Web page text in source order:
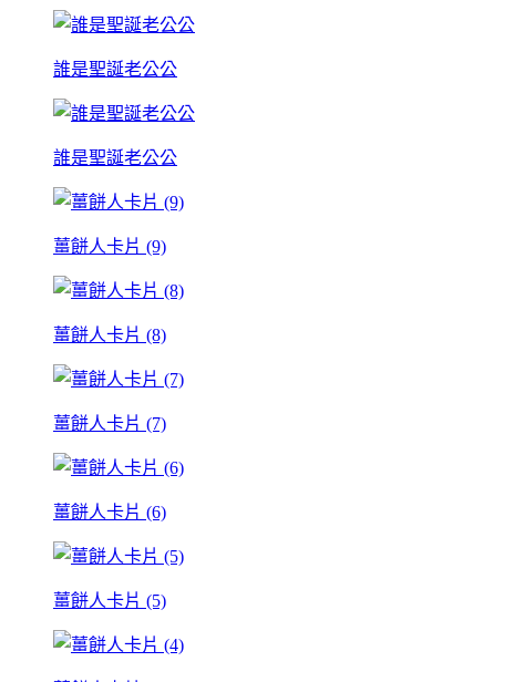
誰是聖誕老公公
誰是聖誕老公公
薑餅人卡片 (9)
薑餅人卡片 (8)
薑餅人卡片 (7)
薑餅人卡片 (6)
薑餅人卡片 (5)